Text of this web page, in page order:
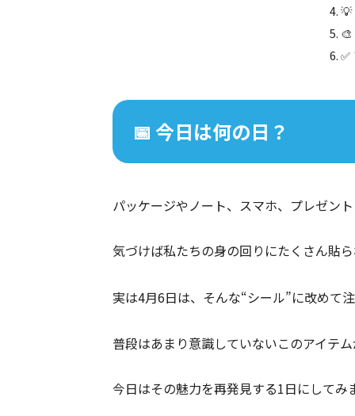
💡
✅
📅 今日は何の日？
パッケージやノート、スマホ、プレゼン
気づけば私たちの身の回りにたくさん貼
実は4月6日は、そんな“シール”に改めて
普段はあまり意識していないこのアイテ
今日はその魅力を再発見する1日にしてみ